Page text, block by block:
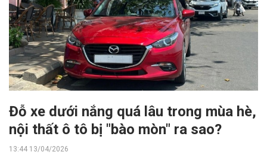
Đỗ xe dưới nắng quá lâu trong mùa hè,
nội thất ô tô bị "bào mòn" ra sao?
13:44 13/04/2026